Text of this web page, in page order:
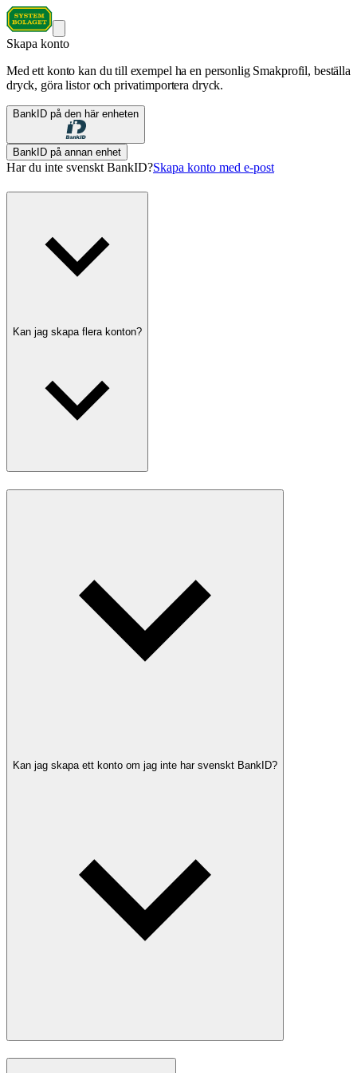
Skapa konto
Med ett konto kan du till exempel ha en personlig Smakprofil, beställa
dryck, göra listor och privatimportera dryck.
BankID på den här enheten
BankID på annan enhet
Har du inte svenskt BankID?Skapa konto med e-post
Kan jag skapa flera konton?
Kan jag skapa ett konto om jag inte har svenskt BankID?